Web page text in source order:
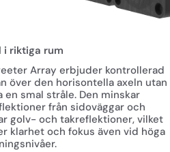
i riktiga rum
Array erbjuder kontrollerad
över den horisontella axeln utan
en smal stråle. Den minskar
från sidoväggar och
golv- och takreflektioner, vilket
klarhet och fokus även vid höga